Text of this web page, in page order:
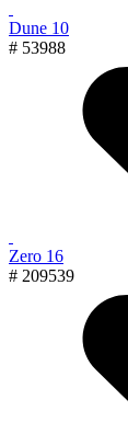
Dune 10
# 53988
Zero 16
# 209539